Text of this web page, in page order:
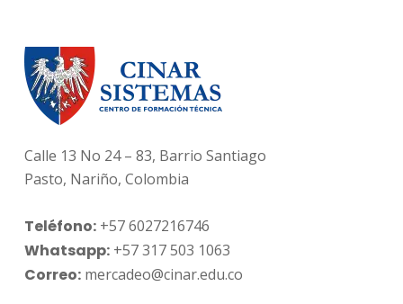
Calle 13 No 24 – 83, Barrio Santiago
Pasto, Nariño, Colombia
Teléfono:+57 6027216746
Whatsapp:+57 317 503 1063
Correo:mercadeo@cinar.edu.co